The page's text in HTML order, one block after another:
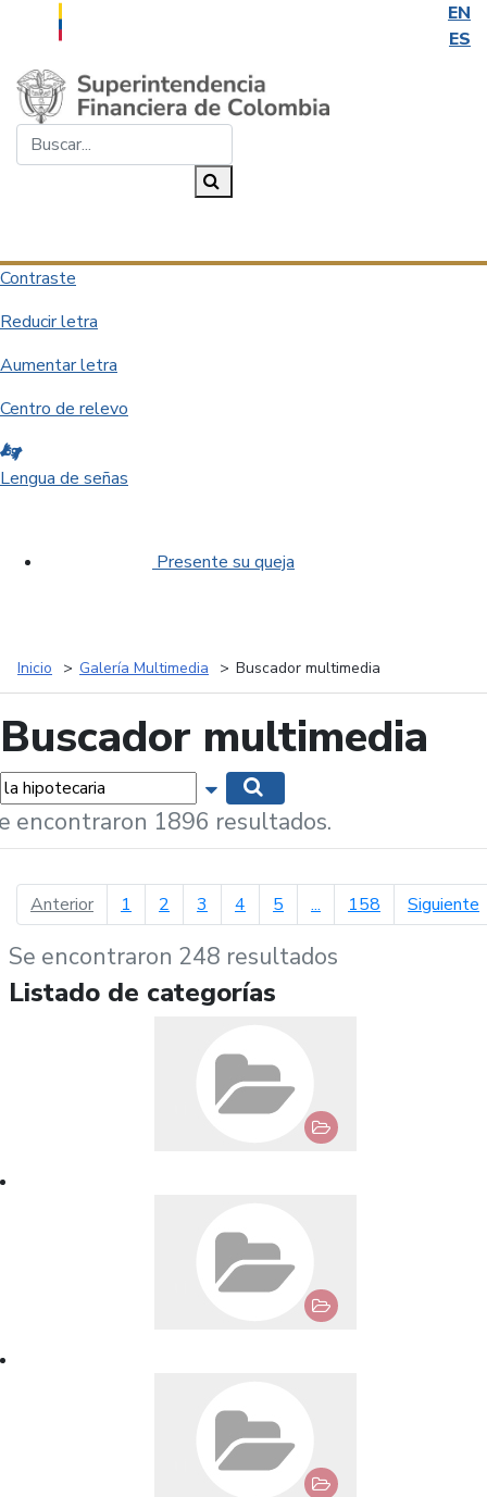
EN
ES
Saltar al contenido principal
Contraste
Reducir letra
Aumentar letra
Centro de relevo
Lengua de señas
Presente su queja
Inicio Galería Multimedia Buscador multimedia
Buscador multimedia
Mostrar opciones de búsqueda
encontraron 1896 resultados.
Anteriorpágina anterior
1 2 3 4 5 ... 158 Siguiente
Se encontraron 248 resultados
Listado de categorías